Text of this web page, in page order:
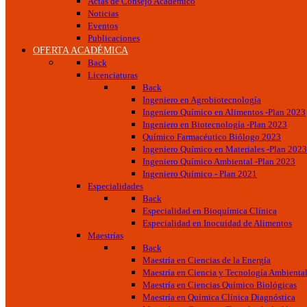
Noticias
Eventos
Publicaciones
OFERTA ACADÉMICA
Back
Licenciaturas
Back
Ingeniero en Agrobiotecnología
Ingeniero Químico en Alimentos -Plan 2023
Ingeniero en Biotecnología -Plan 2023
Químico Farmacéutico Biólogo 2023
Ingeniero Químico en Materiales -Plan 2023
Ingeniero Químico Ambiental -Plan 2023
Ingeniero Químico - Plan 2021
Especialidades
Back
Especialidad en Bioquímica Clínica
Especialidad en Inocuidad de Alimentos
Maestrías
Back
Maestría en Ciencias de la Energía
Maestría en Ciencia y Tecnología Ambiental
Maestría en Ciencias Químico Biológicas
Maestría en Química Clínica Diagnóstica